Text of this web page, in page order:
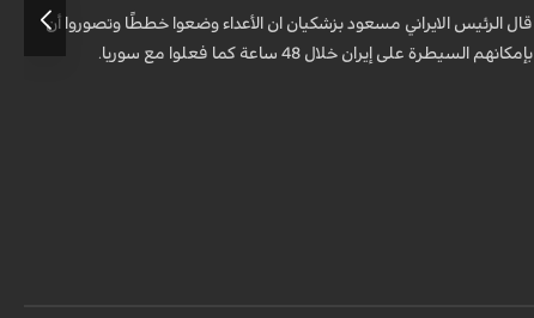
قال الرئيس الايراني مسعود بزشكيان ان الأعداء وضعوا خططًا وتصوروا أن
بإمكانهم السيطرة على إيران خلال 48 ساعة كما فعلوا مع سوريا.